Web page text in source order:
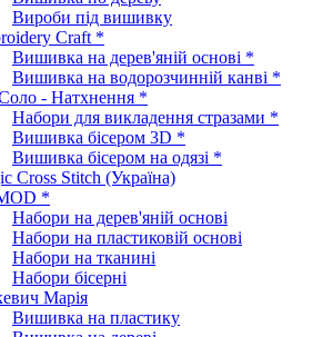
Вироби під вишивку
Craft *
Вишивка на дерев'яній основі *
Вишивка на водорозчинній канві *
- Натхнення *
Набори для викладення стразами *
Вишивка бісером 3D *
Вишивка бісером на одязі *
Cross Stitch (Україна)
*
Набори на дерев'яній основі
Набори на пластиковій основі
Набори на тканині
Набори бісерні
Марія
Вишивка на пластику